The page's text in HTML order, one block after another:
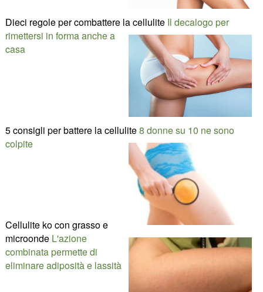
Dieci regole per combattere la cellulite Il decalogo per
rimettersi in forma anche a
casa
5 consigli per battere la cellulite8 donne su 10 ne sono
colpite
Cellulite ko con grasso e
microonde L'azione
combinata permette di
eliminare adiposità e lassità